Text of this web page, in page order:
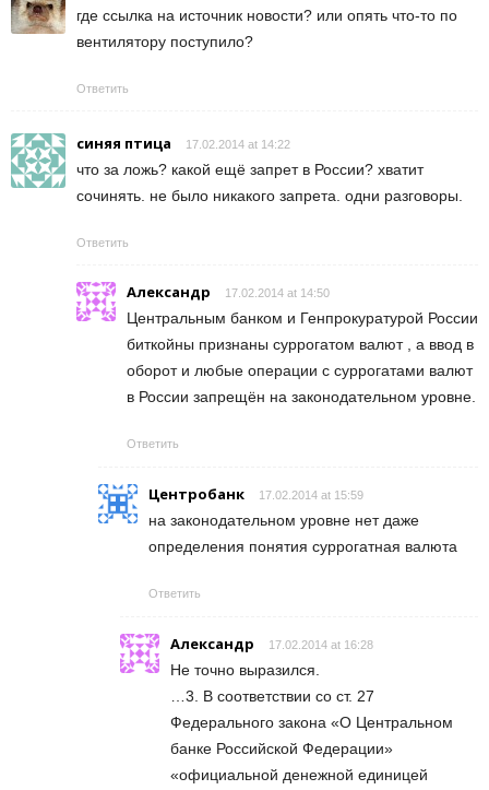
где ссылка на источник новости? или опять что-то по
вентилятору поступило?
Ответить
синяя птица 17.02.2014 at 14:22
что за ложь? какой ещё запрет в России? хватит
сочинять. не было никакого запрета. одни разговоры.
Ответить
Александр 17.02.2014 at 14:50
Центральным банком и Генпрокуратурой России
биткойны признаны суррогатом валют , а ввод в
оборот и любые операции с суррогатами валют
в России запрещён на законодательном уровне.
Ответить
Центробанк 17.02.2014 at 15:59
на законодательном уровне нет даже
определения понятия суррогатная валюта
Ответить
Александр 17.02.2014 at 16:28
Не точно выразился.
…3. В соответствии со ст. 27
Федерального закона «О Центральном
банке Российской Федерации»
«официальной денежной единицей